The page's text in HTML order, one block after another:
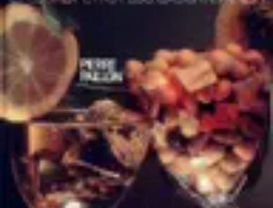
Moments Apéritifs
Tendances
Conseils et Astuces
Apéritifs
Préparation d'apéritifs
Moments Apéritifs